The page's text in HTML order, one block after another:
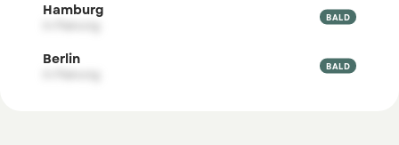
Hamburg 
BALD
Berlin 
BALD